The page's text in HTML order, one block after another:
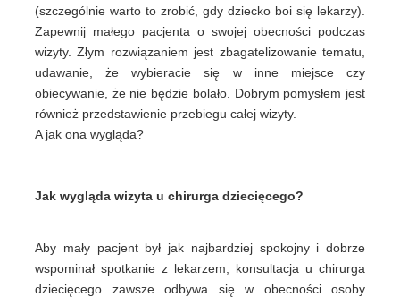
(szczególnie warto to zrobić, gdy dziecko boi się lekarzy).
Zapewnij małego pacjenta o swojej obecności podczas
wizyty. Złym rozwiązaniem jest zbagatelizowanie tematu,
udawanie, że wybieracie się w inne miejsce czy
obiecywanie, że nie będzie bolało. Dobrym pomysłem jest
również przedstawienie przebiegu całej wizyty.
A jak ona wygląda?
Jak wygląda wizyta u chirurga dziecięcego?
Aby mały pacjent był jak najbardziej spokojny i dobrze
wspominał spotkanie z lekarzem, konsultacja u chirurga
dziecięcego zawsze odbywa się w obecności osoby